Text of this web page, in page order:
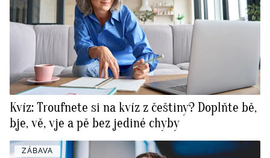
Kvíz: Troufnete si na kvíz z češtiny? Doplňte bě,
bje, vě, vje a pě bez jediné chyby
ZÁBAVA